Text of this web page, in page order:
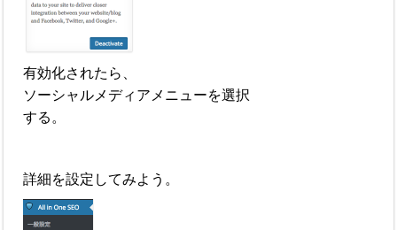
有効化されたら、
ソーシャルメディアメニューを選択
する。
詳細を設定してみよう。